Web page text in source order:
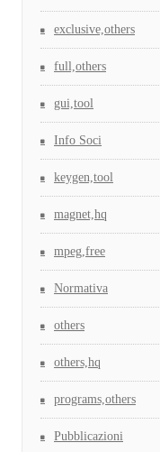
exclusive,others
full,others
gui,tool
Info Soci
keygen,tool
magnet,hq
mpeg,free
Normativa
others
others,hq
programs,others
Pubblicazioni